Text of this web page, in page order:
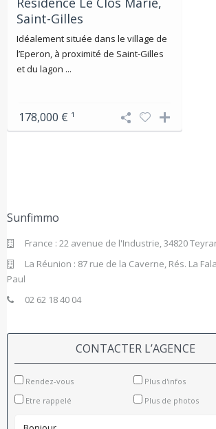
Saint-Gilles
Idéalement située dans le village de
l’Eperon, à proximité de Saint-Gilles
et du lagon ...
178,000 € ¹
Sunfimmo
France : 22 avenue de l'Industrie, 34820
La Réunion : 87 rue de la Caverne, Rés. La
Paul
02 62 18 40 04
CONTACTER L’AGENCE
Rendez-vous
Plus d'infos
Etre rappelé
Plus de photos